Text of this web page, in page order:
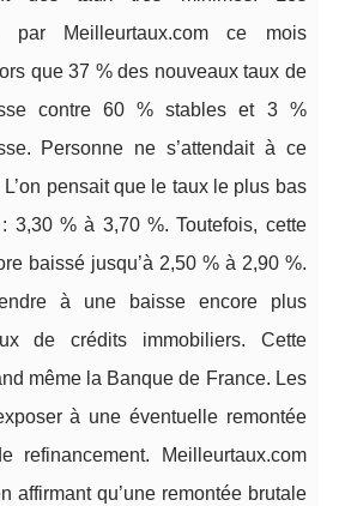
par Meilleurtaux.com ce mois
que 37 % des nouveaux taux de
contre 60 % stables et 3 %
Personne ne s’attendait à ce
pensait que le taux le plus bas
3,30 % à 3,70 %. Toutefois, cette
baissé jusqu’à 2,50 % à 2,90 %.
à une baisse encore plus
de crédits immobiliers. Cette
même la Banque de France. Les
à une éventuelle remontée
refinancement. Meilleurtaux.com
affirmant qu’une remontée brutale